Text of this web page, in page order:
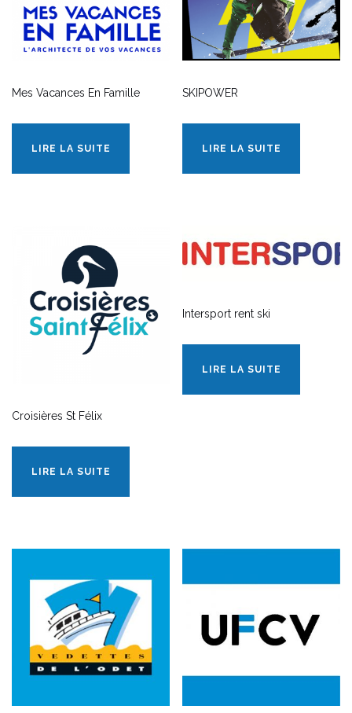
Mes Vacances En Famille
LIRE LA SUITE
SKIPOWER
LIRE LA SUITE
Croisières St Félix
LIRE LA SUITE
Intersport rent ski
LIRE LA SUITE